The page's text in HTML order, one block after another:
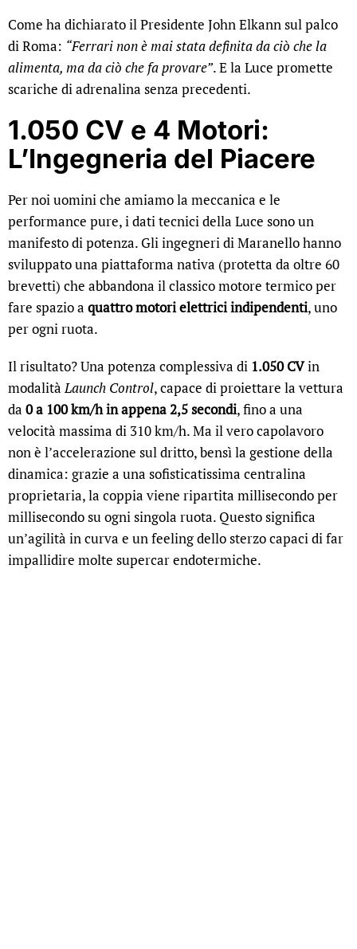
Come ha dichiarato il Presidente John Elkann sul palco
di Roma: “Ferrari non è mai stata definita da ciò che la
alimenta, ma da ciò che fa provare”. E la Luce promette
scariche di adrenalina senza precedenti.
1.050 CV e 4 Motori:
L’Ingegneria del Piacere
Per noi uomini che amiamo la meccanica e le
performance pure, i dati tecnici della Luce sono un
manifesto di potenza. Gli ingegneri di Maranello hanno
sviluppato una piattaforma nativa (protetta da oltre 60
brevetti) che abbandona il classico motore termico per
fare spazio a quattro motori elettrici indipendenti, uno
per ogni ruota.
Il risultato? Una potenza complessiva di 1.050 CVin
modalitàLaunch Control, capace di proiettare la vettura
da 0 a 100 km/h in appena 2,5 secondi, fino a una
velocità massima di 310 km/h. Ma il vero capolavoro
non è l’accelerazione sul dritto, bensì la gestione della
dinamica: grazie a una sofisticatissima centralina
proprietaria, la coppia viene ripartita millisecondo per
millisecondo su ogni singola ruota. Questo significa
un’agilità in curva e un feeling dello sterzo capaci di far
impallidire molte supercar endotermiche.